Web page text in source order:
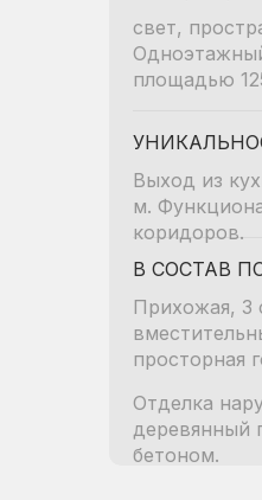
свет,
площадью
Выход из
м.
коридоров.
В СОСТАВ
Прихожая, 3
просторная
Отделка
деревянный
бетоном.